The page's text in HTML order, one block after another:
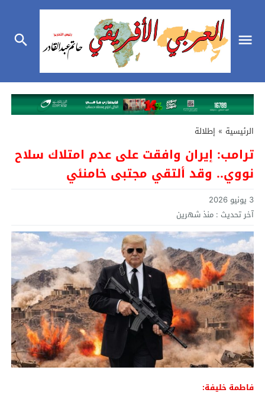
الرئيسية » إطلالة
ترامب: إيران وافقت على عدم امتلاك سلاح
نووي.. وقد ألتقي مجتبى خامنئي
3 يونيو 2026
آخر تحديث : منذ شهرين
فاطمة خليفة: